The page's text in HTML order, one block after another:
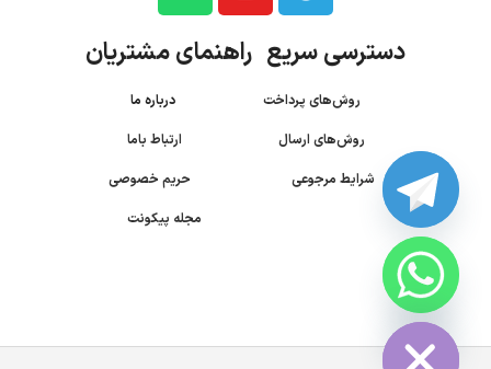
دسترسی سریع راهنمای مشتریان
روش‌های پرداخت درباره ما
روش‌های ارسال
ارتباط باما
شرایط مرجوعی
حریم خصوصی
مجله پیکونت
HIDE
CHATY